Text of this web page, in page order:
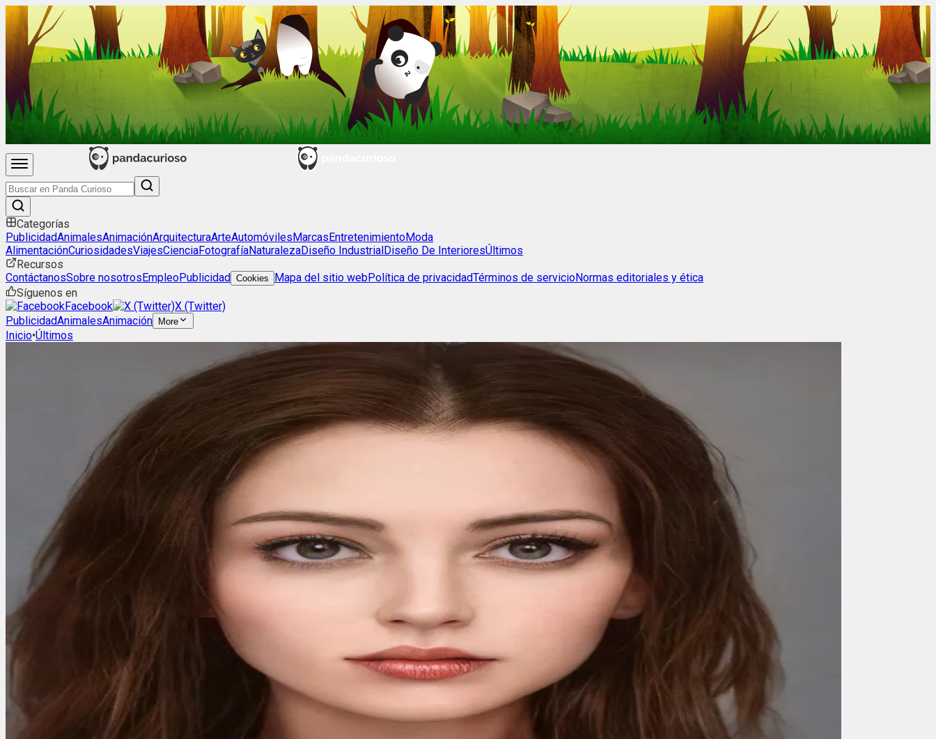
Categorías
PublicidadAnimalesAnimaciónArquitecturaArteAutomóvilesMarcasEntretenimientoModa
AlimentaciónCuriosidadesViajesCienciaFotografíaNaturalezaDiseño IndustrialDiseño De InterioresÚltimos
Recursos
ContáctanosSobre nosotrosEmpleoPublicidad Cookies Mapa del sitio webPolítica de privacidadTérminos de servicioNormas editoriales y ética
Síguenos en
Facebook
X (Twitter)
PublicidadAnimalesAnimación More
Inicio•Últimos